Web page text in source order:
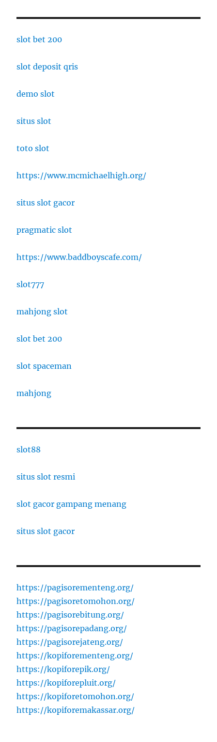
slot bet 200
slot deposit qris
demo slot
situs slot
toto slot
https://www.mcmichaelhigh.org/
situs slot gacor
pragmatic slot
https://www.baddboyscafe.com/
slot777
mahjong slot
slot bet 200
slot spaceman
mahjong
slot88
situs slot resmi
slot gacor gampang menang
situs slot gacor
https://pagisorementeng.org/
https://pagisoretomohon.org/
https://pagisorebitung.org/
https://pagisorepadang.org/
https://pagisorejateng.org/
https://kopiforementeng.org/
https://kopiforepik.org/
https://kopiforepluit.org/
https://kopiforetomohon.org/
https://kopiforemakassar.org/